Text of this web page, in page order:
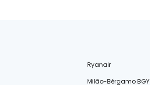
Ryanair
Milão-Bérgamo BGY